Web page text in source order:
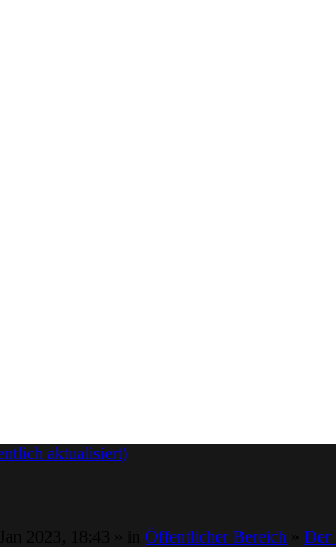
aktualisiert)
Öffentlicher Bereich
Der